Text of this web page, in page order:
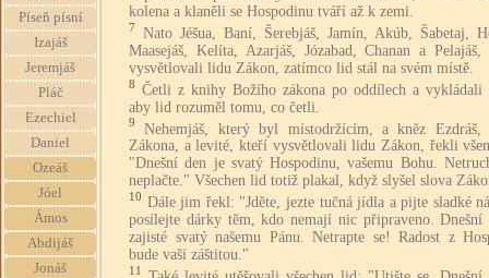
Píseň písní
Izajáš
Jeremjáš
Pláč
Ezechiel
Daniel
Ozeáš
Jóel
Ámos
Abdijáš
Jonáš
kolena a klaněli se Hospodinu tváří až k zemi.
7
Nato Jéšua, Baní, Šerebjáš, Jamín, Akúb, Šabetaj,
Maasejáš, Kelíta, Azarjáš, Józabad, Chanan a
vysvětlovali lidu Zákon, zatímco lid stál na svém místě.
8 Četli z knihy Božího zákona po oddílech a vykládali
aby lid rozuměl tomu, co četli.
9
Nehemjáš, který byl místodržícím, a kněz Ezdráš,
Zákona, a levité, kteří vysvětlovali lidu Zákon, řekli
"Dnešní den je svatý Hospodinu, vašemu Bohu.
neplačte." Všechen lid totiž plakal, když slyšel slova
10 Dále jim řekl: "Jděte, jezte tučná jídla a pijte sladké
posílejte dárky těm, kdo nemají nic připraveno. Dnešní
zajisté svatý našemu Pánu. Netrapte se! Radost z
bude vaší záštitou."
11